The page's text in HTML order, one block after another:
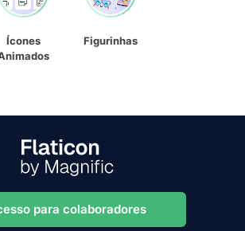
Ícones
Figurinhas
para colaboradores